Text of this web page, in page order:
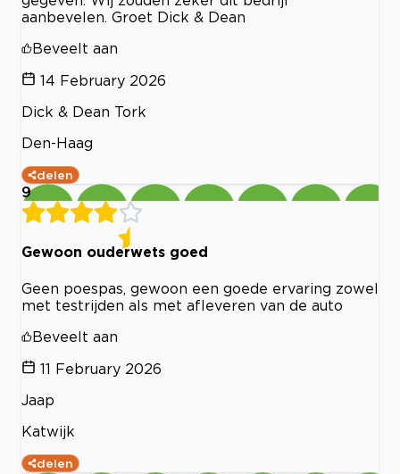
aanbevelen. Groet Dick & Dean
Beveelt aan
14 February 2026
Dick & Dean Tork
Den-Haag
delen
9
Gewoon ouderwets goed
Geen poespas, gewoon een goede ervaring zowel
met testrijden als met afleveren van de auto
Beveelt aan
11 February 2026
Jaap
Katwijk
delen